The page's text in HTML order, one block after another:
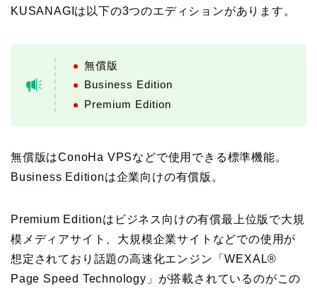
KUSANAGIは以下の3つのエディションがあります。
無償版
Business Edition
Premium Edition
無償版はConoHa VPSなどで使用できる標準機能。
Business Editionは企業向けの有償版。
Premium Editionはビジネス向けの有償最上位版で大規
模メディアサイト、大規模企業サイトなどでの使用が
想定されており話題の高速化エンジン「WEXAL®
Page Speed Technology 」が搭載されているのがこの